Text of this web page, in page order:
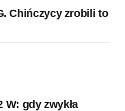
Chińczycy zrobili to
W: gdy zwykła